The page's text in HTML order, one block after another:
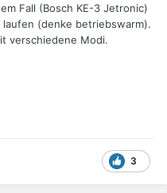
Fall (Bosch KE-3 Jetronic)
(denke betriebswarm).
verschiedene Modi.
3